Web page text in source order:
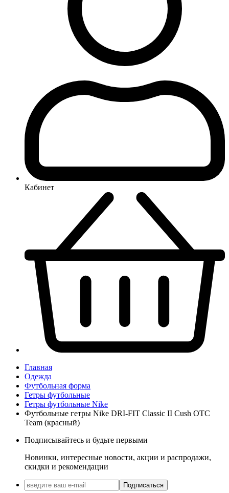
Кабинет
Главная
Одежда
Футбольная форма
Гетры футбольные
Гетры футбольные Nike
Футбольные гетры Nike DRI-FIT Classic II Cush OTC
Team (красный)
Подписывайтесь и будьте первыми
Новинки, интересные новости, акции и распродажи,
скидки и рекомендации
Подписаться